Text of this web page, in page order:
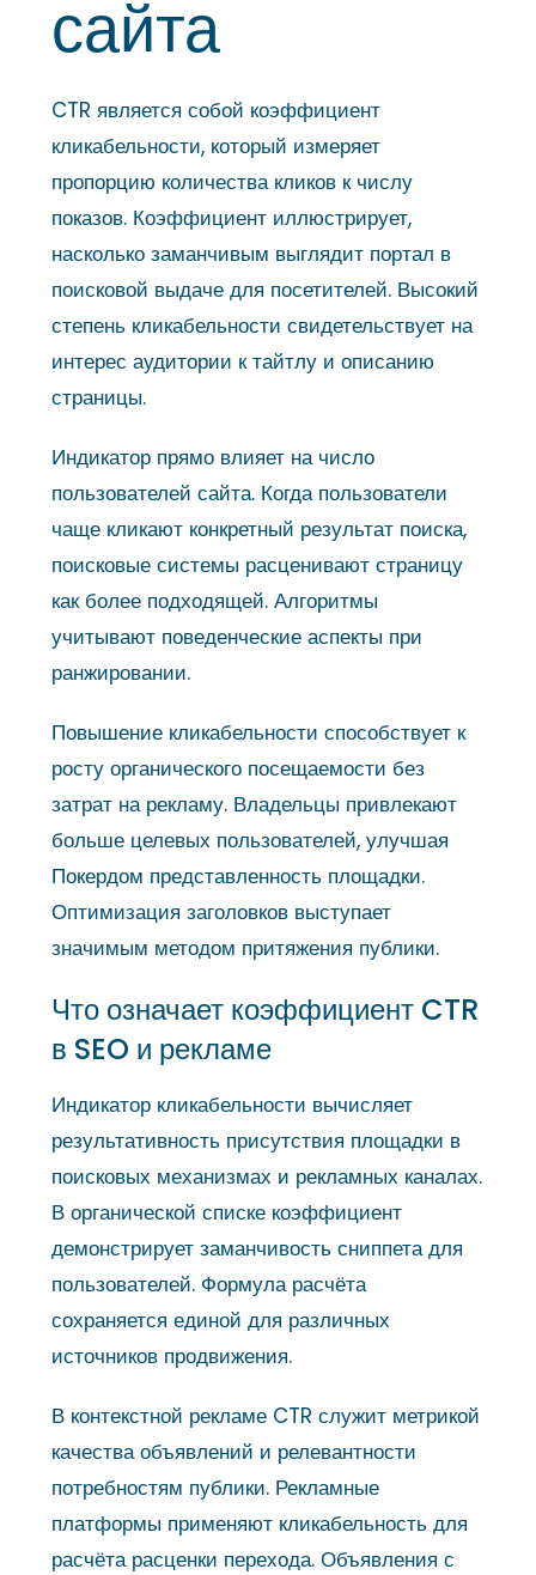
сайта
CTR является собой коэффициент
кликабельности, который измеряет
пропорцию количества кликов к числу
показов. Коэффициент иллюстрирует,
насколько заманчивым выглядит портал в
поисковой выдаче для посетителей. Высокий
степень кликабельности свидетельствует на
интерес аудитории к тайтлу и описанию
страницы.
Индикатор прямо влияет на число
пользователей сайта. Когда пользователи
чаще кликают конкретный результат поиска,
поисковые системы расценивают страницу
как более подходящей. Алгоритмы
учитывают поведенческие аспекты при
ранжировании.
Повышение кликабельности способствует к
росту органического посещаемости без
затрат на рекламу. Владельцы привлекают
больше целевых пользователей, улучшая
Покердом представленность площадки.
Оптимизация заголовков выступает
значимым методом притяжения публики.
Что означает коэффициент CTR
в SEO и рекламе
Индикатор кликабельности вычисляет
результативность присутствия площадки в
поисковых механизмах и рекламных каналах.
В органической списке коэффициент
демонстрирует заманчивость сниппета для
пользователей. Формула расчёта
сохраняется единой для различных
источников продвижения.
В контекстной рекламе CTR служит метрикой
качества объявлений и релевантности
потребностям публики. Рекламные
платформы применяют кликабельность для
расчёта расценки перехода. Объявления с